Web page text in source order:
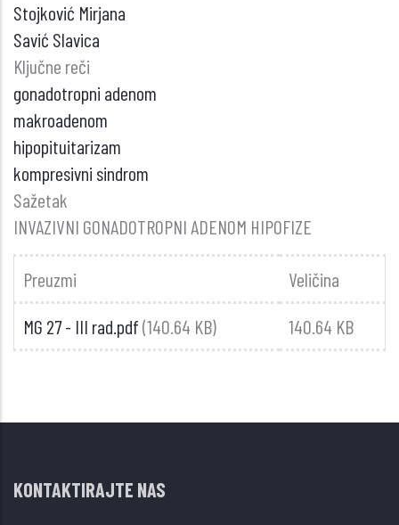
Stojković Mirjana
Savić Slavica
Ključne reči
gonadotropni adenom
makroadenom
hipopituitarizam
kompresivni sindrom
Sažetak
INVAZIVNI GONADOTROPNI ADENOM HIPOFIZE
Preuzmi Veličina
MG 27 - III rad.pdf(140.64 KB) 140.64 KB
KONTAKTIRAJTE NAS